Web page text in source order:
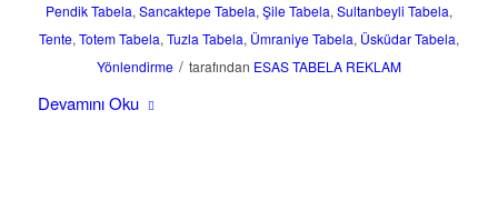
Pendik Tabela, Sancaktepe Tabela, Şile Tabela, Sultanbeyli Tabela,
Tente, Totem Tabela, Tuzla Tabela, Ümraniye Tabela, Üsküdar Tabela,
Yönlendirme / tarafından ESAS TABELA REKLAM
Devamını Oku